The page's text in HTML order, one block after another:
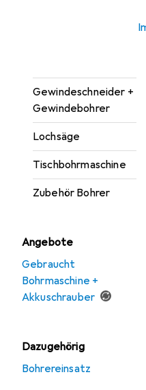
Gewindeschneider +
Gewindebohrer
Lochsäge
Tischbohrmaschine
Zubehör Bohrer
Angebote
Gebraucht
Bohrmaschine +
Akkuschrauber
Dazugehörig
Bohrereinsatz